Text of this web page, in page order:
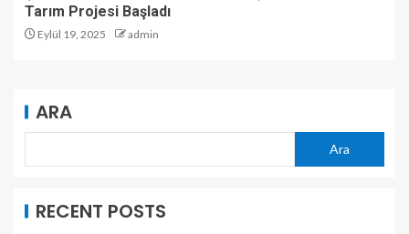
Tarım Projesi Başladı
Eylül 19, 2025 admin
ARA
Ara
RECENT POSTS